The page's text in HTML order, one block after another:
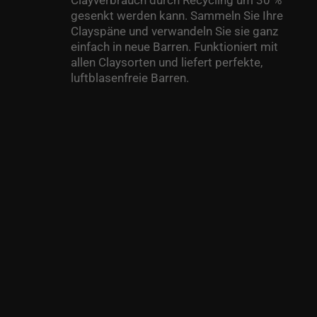
gesenkt werden kann. Sammeln Sie Ihre
Clayspäne und verwandeln Sie sie ganz
einfach in neue Barren. Funktioniert mit
allen Claysorten und liefert perfekte,
luftblasenfreie Barren.